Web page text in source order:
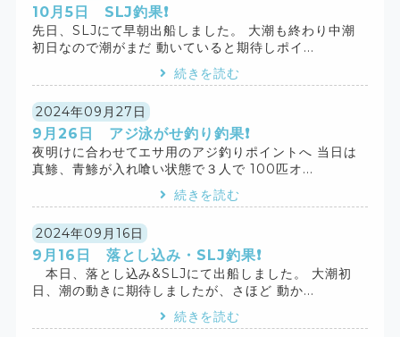
10月5日 SLJ釣果❗️
先日、SLJにて早朝出船しました。 大潮も終わり中潮
初日なので潮がまだ 動いていると期待しポイ...
続きを読む
2024年09月27日
9月26日 アジ泳がせ釣り釣果❗️
夜明けに合わせてエサ用のアジ釣りポイントへ 当日は
真鯵、青鯵が入れ喰い状態で３人で 100匹オ...
続きを読む
2024年09月16日
9月16日 落とし込み・SLJ釣果❗️
本日、落とし込み&SLJにて出船しました。 大潮初
日、潮の動きに期待しましたが、さほど 動か...
続きを読む